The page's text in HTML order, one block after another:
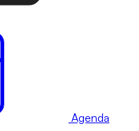
Agenda